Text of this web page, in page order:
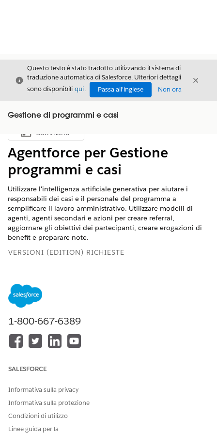
Chiudi
Questo testo è stato tradotto utilizzando il sistema di
traduzione automatica di Salesforce. Ulteriori dettagli
sono disponibili qui. Passa all'inglese Non ora
Chiudi
Gestione di programmi e casi
Mostra sommario
Sommario
Agentforce per Gestione
programmi e casi
Utilizzare l'intelligenza artificiale generativa per aiutare i
responsabili dei casi e il personale del programma a
semplificare il lavoro amministrativo. Utilizzare modelli di
agenti, agenti secondari e azioni per creare referral,
aggiornare gli obiettivi dei partecipanti, creare erogazioni di
benefit e preparare note.
VERSIONI (EDITION) RICHIESTE
Disponibile in: versioni
Edition,Unlimited
aggiuntiva Agentforce o Einstein for Sales, Service Edition,
Platform Edition o Industry, in cui è abilitata Gestione
NOTAA partire da aprile 2026, gli argomenti degli agenti
alle funzionalità. Durante questa transizione, è possibile
che nella documentazione vengano visualizzati termini
nuovi e termini precedenti.
1-800-667-6389
SALESFORCE
Informativa sulla privacy
Informativa sulla protezione
Condizioni di utilizzo
Linee guida per la